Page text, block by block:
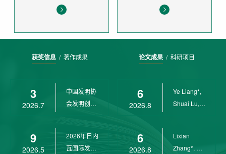
获奖信息/ 著作成果
3
2026.7
中国发明协
会发明创业
9
2026.5
2026年日内
瓦国际发明
论文成果/ 科研项目
6
2026.8
Ye Liang*,
Shuai Lu,
6
2026.8
Lixian
Zhang*, Ye